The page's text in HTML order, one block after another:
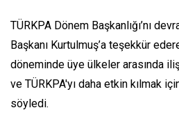
TÜRKPA Dönem Başkanlığı’nı
Başkanı Kurtulmuş’a teşekkür
döneminde üye ülkeler arasında
ve TÜRKPA'yı daha etkin kılmak
söyledi.